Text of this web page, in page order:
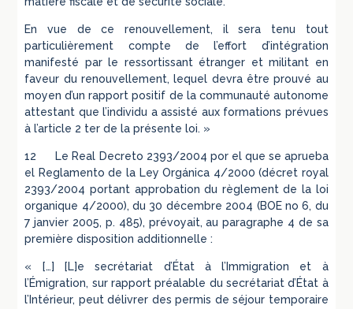
En vue de ce renouvellement, il sera tenu tout
particulièrement compte de l’effort d’intégration
manifesté par le ressortissant étranger et militant en
faveur du renouvellement, lequel devra être prouvé au
moyen d’un rapport positif de la communauté autonome
attestant que l’individu a assisté aux formations prévues
à l’article 2 ter de la présente loi. »
12 Le Real Decreto 2393/2004 por el que se aprueba
el Reglamento de la Ley Orgánica 4/2000 (décret royal
2393/2004 portant approbation du règlement de la loi
organique 4/2000), du 30 décembre 2004 (BOE no 6, du
7 janvier 2005, p. 485), prévoyait, au paragraphe 4 de sa
première disposition additionnelle :
« […] [L]e secrétariat d’État à l’Immigration et à
l’Émigration, sur rapport préalable du secrétariat d’État à
l’Intérieur, peut délivrer des permis de séjour temporaire